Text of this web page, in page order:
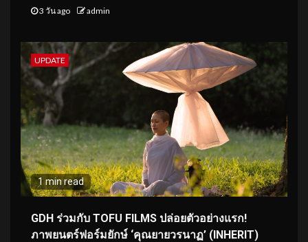
3 วัน ago admin
UPDATE
1 min read
GDH ร่วมกับ TOFU FILMS ปล่อยตัวอย่างแรก!
ภาพยนตร์ฟอร์มยักษ์ ‘คุณยายวรนาฏ’ (INHERIT)